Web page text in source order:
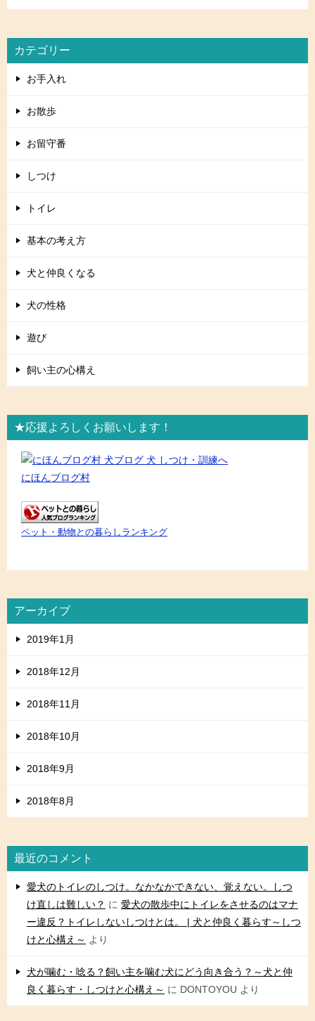
カテゴリー
お手入れ
お散歩
お留守番
しつけ
トイレ
基本の考え方
犬と仲良くなる
犬の性格
遊び
飼い主の心構え
★応援よろしくお願いします！
にほんブログ村
ペット・動物との暮らしランキング
アーカイブ
2019年1月
2018年12月
2018年11月
2018年10月
2018年9月
2018年8月
最近のコメント
愛犬のトイレのしつけ。なかなかできない、覚えない。しつ
け直しは難しい？ に 愛犬の散歩中にトイレをさせるのはマナ
ー違反？トイレしないしつけとは。 | 犬と仲良く暮らす～しつ
けと心構え～ より
犬が噛む・唸る？飼い主を噛む犬にどう向き合う？～犬と仲
良く暮らす・しつけと心構え～ に DONTOYOU より